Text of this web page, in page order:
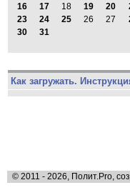
16
17 18 19 20
23
24 25 26 27
30
31
Как загружать.
© 2011 - 2026, Полит.Pro,